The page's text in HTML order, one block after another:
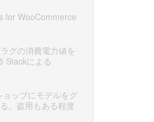
for WooCommerce
グの消費電力値を
Stackによる
ップにモデルをグ
。盗用もある程度